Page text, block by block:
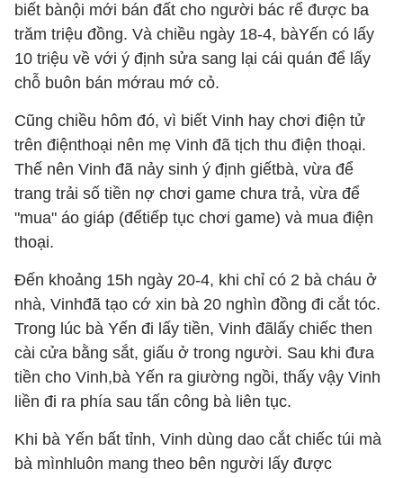
biết bànội mới bán đất cho người bác rể được ba
trăm triệu đồng. Và chiều ngày 18-4, bàYến có lấy
10 triệu về với ý định sửa sang lại cái quán để lấy
chỗ buôn bán mớrau mớ cỏ.
Cũng chiều hôm đó, vì biết Vinh hay chơi điện tử
trên điệnthoại nên mẹ Vinh đã tịch thu điện thoại.
Thế nên Vinh đã nảy sinh ý định giếtbà, vừa để
trang trải số tiền nợ chơi game chưa trả, vừa để
"mua" áo giáp (đểtiếp tục chơi game) và mua điện
thoại.
Đến khoảng 15h ngày 20-4, khi chỉ có 2 bà cháu ở
nhà, Vinhđã tạo cớ xin bà 20 nghìn đồng đi cắt tóc.
Trong lúc bà Yến đi lấy tiền, Vinh đãlấy chiếc then
cài cửa bằng sắt, giấu ở trong người. Sau khi đưa
tiền cho Vinh,bà Yến ra giường ngồi, thấy vậy Vinh
liền đi ra phía sau tấn công bà liên tục.
Khi bà Yến bất tỉnh, Vinh dùng dao cắt chiếc túi mà
bà mìnhluôn mang theo bên người lấy được